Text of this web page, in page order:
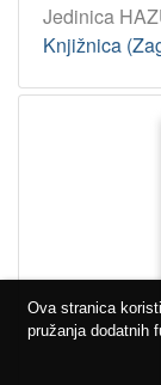
Jedinica
Knjižnica
Ova stranica
pružanja dodatnih